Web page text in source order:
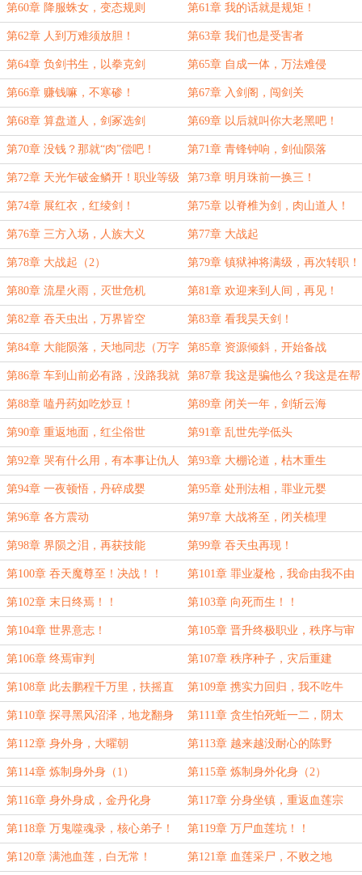
第60章 降服蛛女，变态规则 第61章 我的话就是规矩！
第62章 人到万难须放胆！ 第63章 我们也是受害者
第64章 负剑书生，以拳克剑 第65章 自成一体，万法难侵
第66章 赚钱嘛，不寒碜！ 第67章 入剑阁，闯剑关
第68章 算盘道人，剑冢选剑 第69章 以后就叫你大老黑吧！
第70章 没钱？那就“肉”偿吧！ 第71章 青锋钟响，剑仙陨落
第72章 天光乍破金鳞开！职业等级
提升！
第73章 明月珠前一换三！
第74章 展红衣，红绫剑！ 第75章 以脊椎为剑，肉山道人！
第76章 三方入场，人族大义 第77章 大战起
第78章 大战起（2） 第79章 镇狱神将满级，再次转职！
第80章 流星火雨，灭世危机 第81章 欢迎来到人间，再见！
第82章 吞天虫出，万界皆空 第83章 看我昊天剑！
第84章 大能陨落，天地同悲（万字
求订）
第85章 资源倾斜，开始备战
第86章 车到山前必有路，没路我就
绕着走
第87章 我这是骗他么？我这是在帮
他！
第88章 嗑丹药如吃炒豆！ 第89章 闭关一年，剑斩云海
第90章 重返地面，红尘俗世 第91章 乱世先学低头
第92章 哭有什么用，有本事让仇人
也哭！
第93章 大棚论道，枯木重生
第94章 一夜顿悟，丹碎成婴 第95章 处刑法相，罪业元婴
第96章 各方震动 第97章 大战将至，闭关梳理
第98章 界陨之泪，再获技能 第99章 吞天虫再现！
第100章 吞天魔尊至！决战！！ 第101章 罪业凝枪，我命由我不由
天！
第102章 末日终焉！！ 第103章 向死而生！！
第104章 世界意志！ 第105章 晋升终极职业，秩序与审
判！
第106章 终焉审判 第107章 秩序种子，灾后重建
第108章 此去鹏程千万里，扶摇直
上九重天
第109章 携实力回归，我不吃牛
肉！
第110章 探寻黑风沼泽，地龙翻身 第111章 贪生怕死蚯一二，阴太
岁！
第112章 身外身，大曜朝 第113章 越来越没耐心的陈野
第114章 炼制身外身（1） 第115章 炼制身外化身（2）
第116章 身外身成，金丹化身 第117章 分身坐镇，重返血莲宗
第118章 万鬼噬魂录，核心弟子！ 第119章 万尸血莲坑！！
第120章 满池血莲，白无常！ 第121章 血莲采尸，不败之地